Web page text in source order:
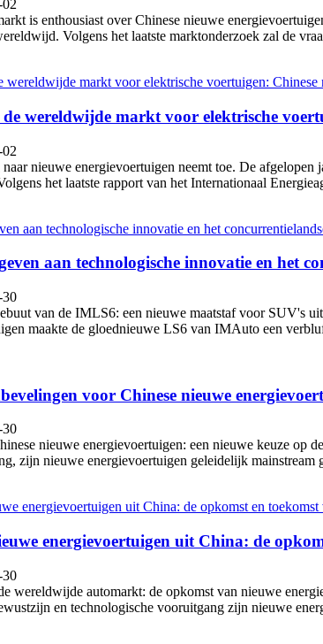
is enthousiast over Chinese nieuwe
Volgens het laatste marktonderzoek zal de
wereldwijde markt voor elektrische
nieuwe energievoertuigen neemt toe. De
het laatste rapport van het Internationaal
aan technologische innovatie en het
30
van de IMLS6: een nieuwe maatstaf voor SUV's
maakte de gloednieuwe LS6 van IMAuto een
voor Chinese nieuwe
30
nieuwe energievoertuigen: een nieuwe keuze op
zijn nieuwe energievoertuigen geleidelijk mainstream
energievoertuigen uit China: de
30
wereldwijde automarkt: de opkomst van nieuwe
en technologische vooruitgang zijn nieuwe